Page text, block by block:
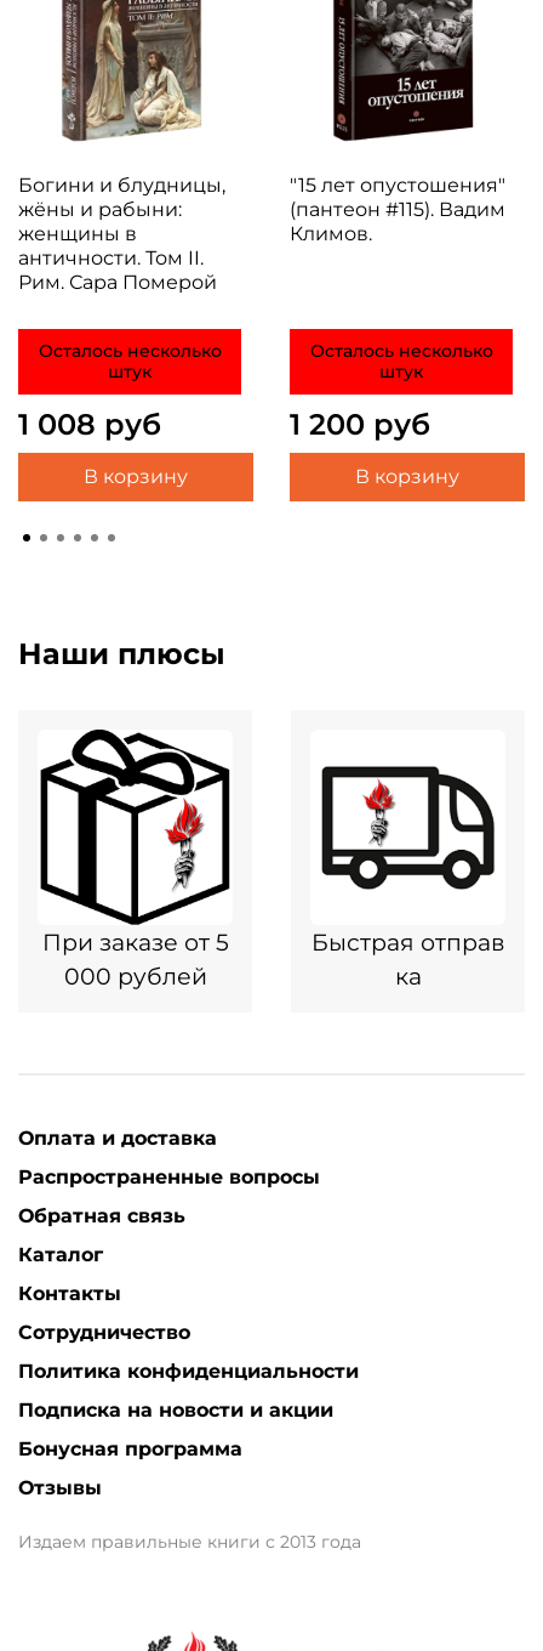
Богини и блудницы,
жёны и рабыни:
женщины в
античности. Том II.
Рим. Сара Померой
Осталось несколько
штук
1 008 руб
В корзину
"15 лет опустошения"
(пантеон #115). Вадим
Климов.
Осталось несколько
штук
1 200 руб
В корзину
Наши плюсы
При заказе от 5
000 рублей
Быстрая отправ
ка
Оплата и доставка
Распространенные вопросы
Обратная связь
Каталог
Контакты
Сотрудничество
Политика конфиденциальности
Подписка на новости и акции
Бонусная программа
Отзывы
Издаем правильные книги с 2013 года